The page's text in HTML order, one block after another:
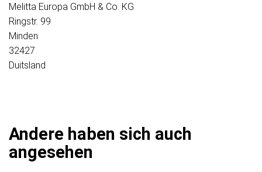
Melitta Europa GmbH & Co. KG
Ringstr. 99
Minden
32427
Duitsland
Andere haben sich auch
angesehen